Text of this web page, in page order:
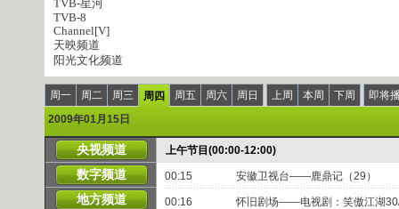
TVB-星河
TVB-8
Channel[V]
天映频道
阳光文化频道
周一 周二 周三 周四 周五 周六 周日 上周 本周 下周
即将
2009年01月15日
央视频道
数字频道
地方频道
上午节目(00:00-12:00)
00:15 安徽卫视台——鹿鼎记（29）
00:16 怀旧剧场——电视剧：笑傲江湖